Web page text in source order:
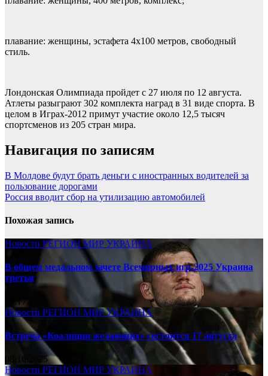
плавание: женщины, эстафета 4х100 метров, свободный
стиль.
Лондонская Олимпиада пройдет с 27 июля по 12 августа.
Атлеты разыграют 302 комплекта наград в 31 виде спорта. В
целом в Играх-2012 примут участие около 12,5 тысяч
спортсменов из 205 стран мира.
Навигация по записям
В Молдове будут брать деньги с иностранных водителей за
пользование дорогами
Россия вводит сбор на утилизацию автомобилей
Похожая запись
Новости РЕГИОНМИР УКРАИНА
В общем медальном зачете Всемирных игр-2025 Украина
третья
08.17.2025
Новости РЕГИОН МИРУКРАИНА
Встреча «Коалиции желающих» состоится 17 августа
08.16.2025
Новости РЕГИОН МИР УКРАИНА